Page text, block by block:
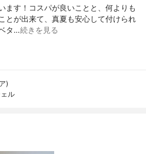
ます！コスパが良いことと、何よりも
とが出来て、真夏も安心して付けられ
タ…続きを見る
)
ル